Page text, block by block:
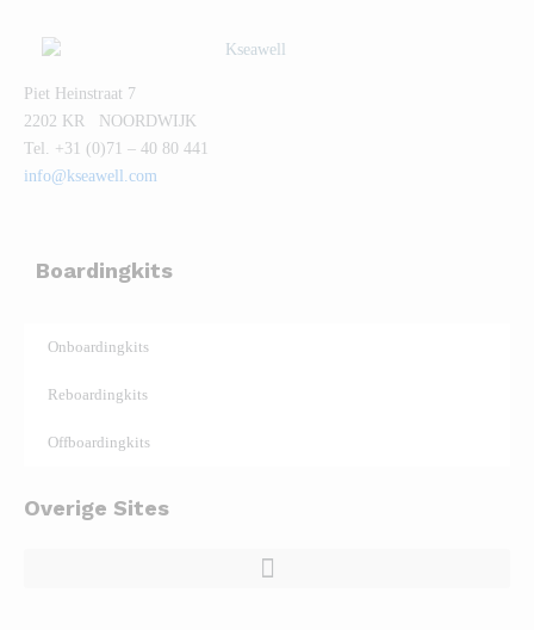
Piet Heinstraat 7
2202 KR NOORDWIJK
Tel. +31 (0)71 – 40 80 441
info@kseawell.com
Boardingkits
Onboardingkits
Reboardingkits
Offboardingkits
Overige Sites